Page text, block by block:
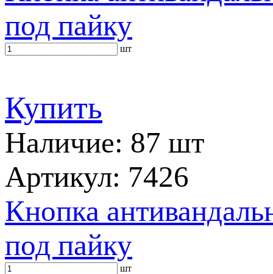
под пайку
шт
Купить
Наличие: 87 шт
Артикул: 7426
Кнопка
под пайку
шт